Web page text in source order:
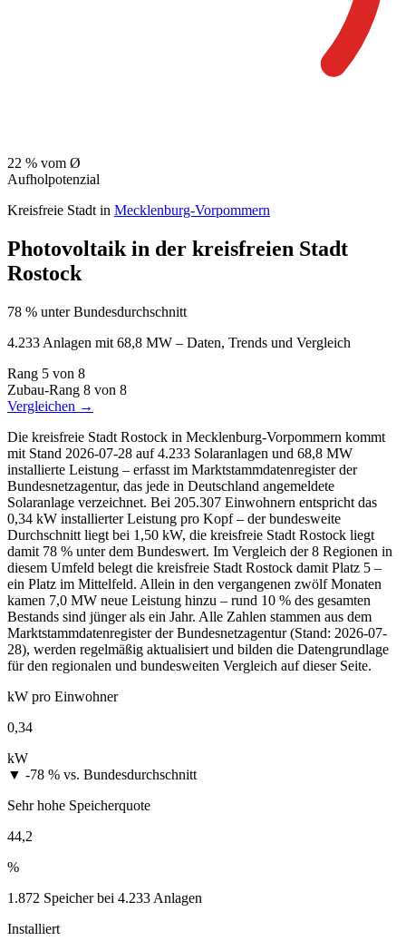
22 % vom Ø
Aufholpotenzial
Kreisfreie Stadt in Mecklenburg-Vorpommern
Photovoltaik in der kreisfreien Stadt
Rostock
78 % unter Bundesdurchschnitt
4.233 Anlagen mit 68,8 MW – Daten, Trends und Vergleich
Rang 5 von 8
Zubau-Rang 8 von 8
Vergleichen →
Die kreisfreie Stadt Rostock in Mecklenburg-Vorpommern kommt
mit Stand 2026-07-28 auf 4.233 Solaranlagen und 68,8 MW
installierte Leistung – erfasst im Marktstammdatenregister der
Bundesnetzagentur, das jede in Deutschland angemeldete
Solaranlage verzeichnet. Bei 205.307 Einwohnern entspricht das
0,34 kW installierter Leistung pro Kopf – der bundesweite
Durchschnitt liegt bei 1,50 kW, die kreisfreie Stadt Rostock liegt
damit 78 % unter dem Bundeswert. Im Vergleich der 8 Regionen in
diesem Umfeld belegt die kreisfreie Stadt Rostock damit Platz 5 –
ein Platz im Mittelfeld. Allein in den vergangenen zwölf Monaten
kamen 7,0 MW neue Leistung hinzu – rund 10 % des gesamten
Bestands sind jünger als ein Jahr. Alle Zahlen stammen aus dem
Marktstammdatenregister der Bundesnetzagentur (Stand: 2026-07-
28), werden regelmäßig aktualisiert und bilden die Datengrundlage
für den regionalen und bundesweiten Vergleich auf dieser Seite.
kW pro Einwohner
0,34
kW
▼ -78 % vs. Bundesdurchschnitt
Sehr hohe Speicherquote
44,2
%
1.872 Speicher bei 4.233 Anlagen
Installiert